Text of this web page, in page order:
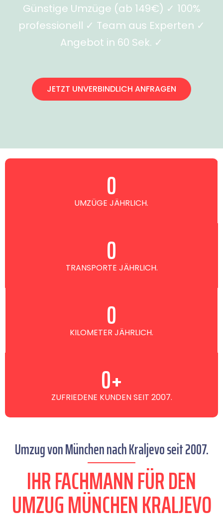
Günstige Umzüge (ab 149€) ✓ 100%
professionell ✓ Team aus Experten ✓
Angebot in 60 Sek. ✓
JETZT UNVERBINDLICH ANFRAGEN
UMZÜGE JÄHRLICH.
0
TRANSPORTE JÄHRLICH.
0
KILOMETER JÄHRLICH.
0
ZUFRIEDENE KUNDEN SEIT 2007.
0+
Umzug von München nach Kraljevo seit 2007.
IHR FACHMANN FÜR DEN
UMZUG MÜNCHEN KRALJEVO